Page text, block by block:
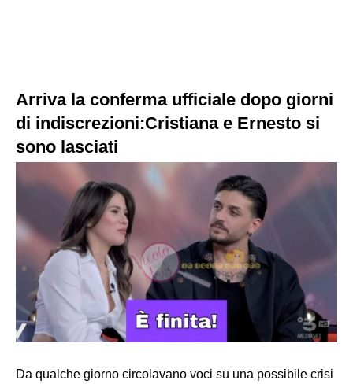
Arriva la conferma ufficiale dopo giorni
di indiscrezioni:Cristiana e Ernesto si
sono lasciati
Da qualche giorno circolavano voci su una possibile crisi